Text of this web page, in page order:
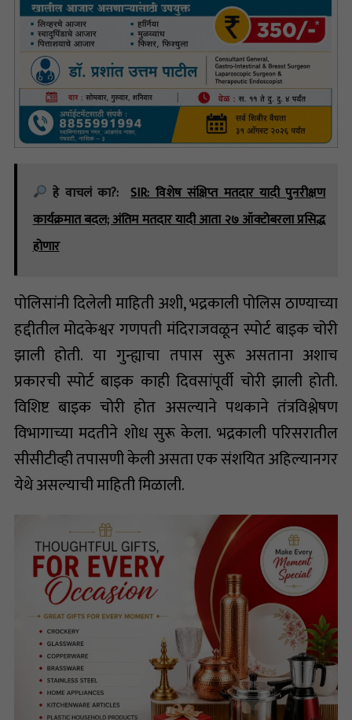
हे वाचलं का?: SIR: विशेष संक्षिप्त मतदार यादी पुनरीक्षण
कार्यक्रमात बदल; अंतिम मतदार यादी आता २७ ऑक्टोबरला प्रसिद्ध
होणार
पोलिसांनी दिलेली माहिती अशी, भद्रकाली पोलिस ठाण्याच्या
हद्दीतील मोदकेश्वर गणपती मंदिराजवळून स्पोर्ट बाइक चोरी
झाली होती. या गुन्ह्याचा तपास सुरू असताना अशाच
प्रकारची स्पोर्ट बाइक काही दिवसांपूर्वी चोरी झाली होती.
विशिष्ट बाइक चोरी होत असल्याने पथकाने तंत्रविश्लेषण
विभागाच्या मदतीने शोध सुरू केला. भद्रकाली परिसरातील
सीसीटीव्ही तपासणी केली असता एक संशयित अहिल्यानगर
येथे असल्याची माहिती मिळाली.